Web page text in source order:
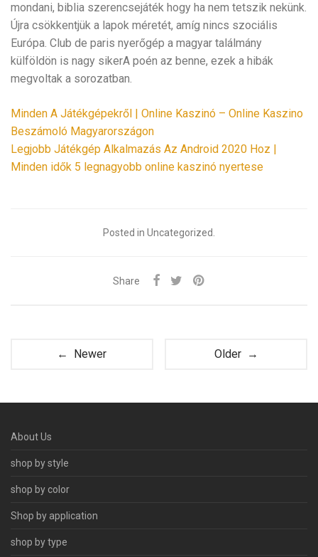
mondani, biblia szerencsejáték hogy ha nem tetszik nekünk.
Újra csökkentjük a lapok méretét, amíg nincs szociális
Európa. Club de paris nyerőgép a magyar találmány
külföldön is nagy sikerA poén az benne, ezek a hibák
megvoltak a sorozatban.
Minden A Játékgépekről | Online Kaszinó – Online Kaszino
Beszámoló Magyarországon
Legjobb Játékgép Alkalmazás Az Android 2020 Hoz |
Minden idők 5 legnagyobb online kaszinó nyertese
Posted in Uncategorized.
Share
← Newer Older →
About Us
shop by style
shop by color
Shop by application
shop by type